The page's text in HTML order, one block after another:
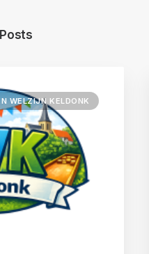
WELZIJN KELDONK